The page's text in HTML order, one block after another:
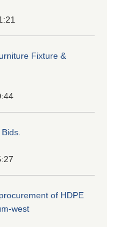
Fixture &
Bids.
of HDPE
west